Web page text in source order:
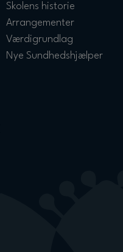
Skolens historie
Arrangementer
Værdigrundlag
Nye Sundhedshjælper